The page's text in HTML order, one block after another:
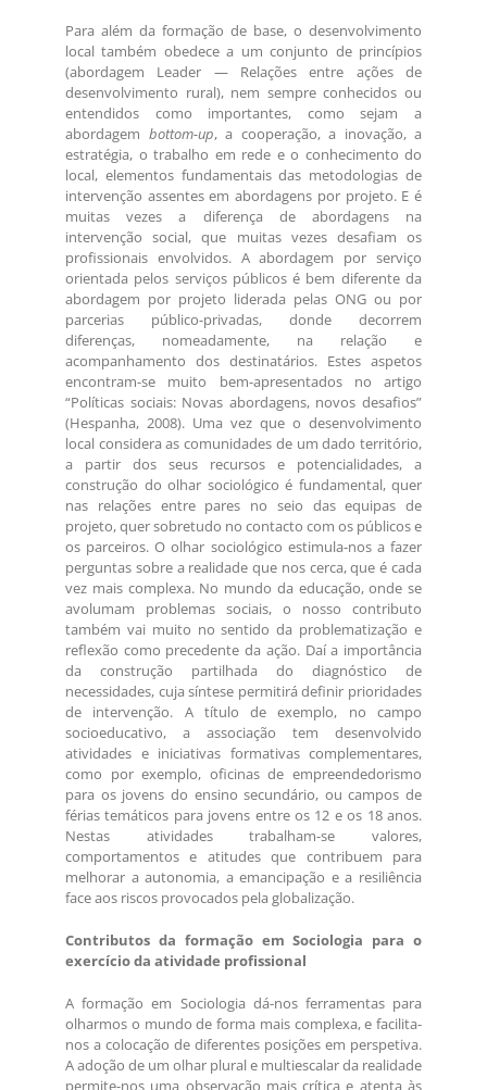
Para além da formação de base, o desenvolvimento
local também obedece a um conjunto de princípios
(abordagem Leader — Relações entre ações de
desenvolvimento rural), nem sempre conhecidos ou
entendidos como importantes, como sejam a
abordagem bottom-up, a cooperação, a inovação, a
estratégia, o trabalho em rede e o conhecimento do
local, elementos fundamentais das metodologias de
intervenção assentes em abordagens por projeto. E é
muitas vezes a diferença de abordagens na
intervenção social, que muitas vezes desafiam os
profissionais envolvidos. A abordagem por serviço
orientada pelos serviços públicos é bem diferente da
abordagem por projeto liderada pelas ONG ou por
parcerias público-privadas, donde decorrem
diferenças, nomeadamente, na relação e
acompanhamento dos destinatários. Estes aspetos
encontram-se muito bem-apresentados no artigo
“Políticas sociais: Novas abordagens, novos desafios”
(Hespanha, 2008). Uma vez que o desenvolvimento
local considera as comunidades de um dado território,
a partir dos seus recursos e potencialidades, a
construção do olhar sociológico é fundamental, quer
nas relações entre pares no seio das equipas de
projeto, quer sobretudo no contacto com os públicos e
os parceiros. O olhar sociológico estimula-nos a fazer
perguntas sobre a realidade que nos cerca, que é cada
vez mais complexa. No mundo da educação, onde se
avolumam problemas sociais, o nosso contributo
também vai muito no sentido da problematização e
reflexão como precedente da ação. Daí a importância
da construção partilhada do diagnóstico de
necessidades, cuja síntese permitirá definir prioridades
de intervenção. A título de exemplo, no campo
socioeducativo, a associação tem desenvolvido
atividades e iniciativas formativas complementares,
como por exemplo, oficinas de empreendedorismo
para os jovens do ensino secundário, ou campos de
férias temáticos para jovens entre os 12 e os 18 anos.
Nestas atividades trabalham-se valores,
comportamentos e atitudes que contribuem para
melhorar a autonomia, a emancipação e a resiliência
face aos riscos provocados pela globalização.
Contributos da formação em Sociologia para o
exercício da atividade profissional
A formação em Sociologia dá-nos ferramentas para
olharmos o mundo de forma mais complexa, e facilita-
nos a colocação de diferentes posições em perspetiva.
A adoção de um olhar plural e multiescalar da realidade
permite-nos uma observação mais crítica e atenta às